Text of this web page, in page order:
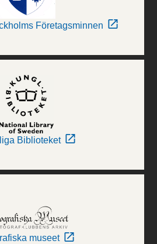
Företagsminnen
Biblioteket
museet